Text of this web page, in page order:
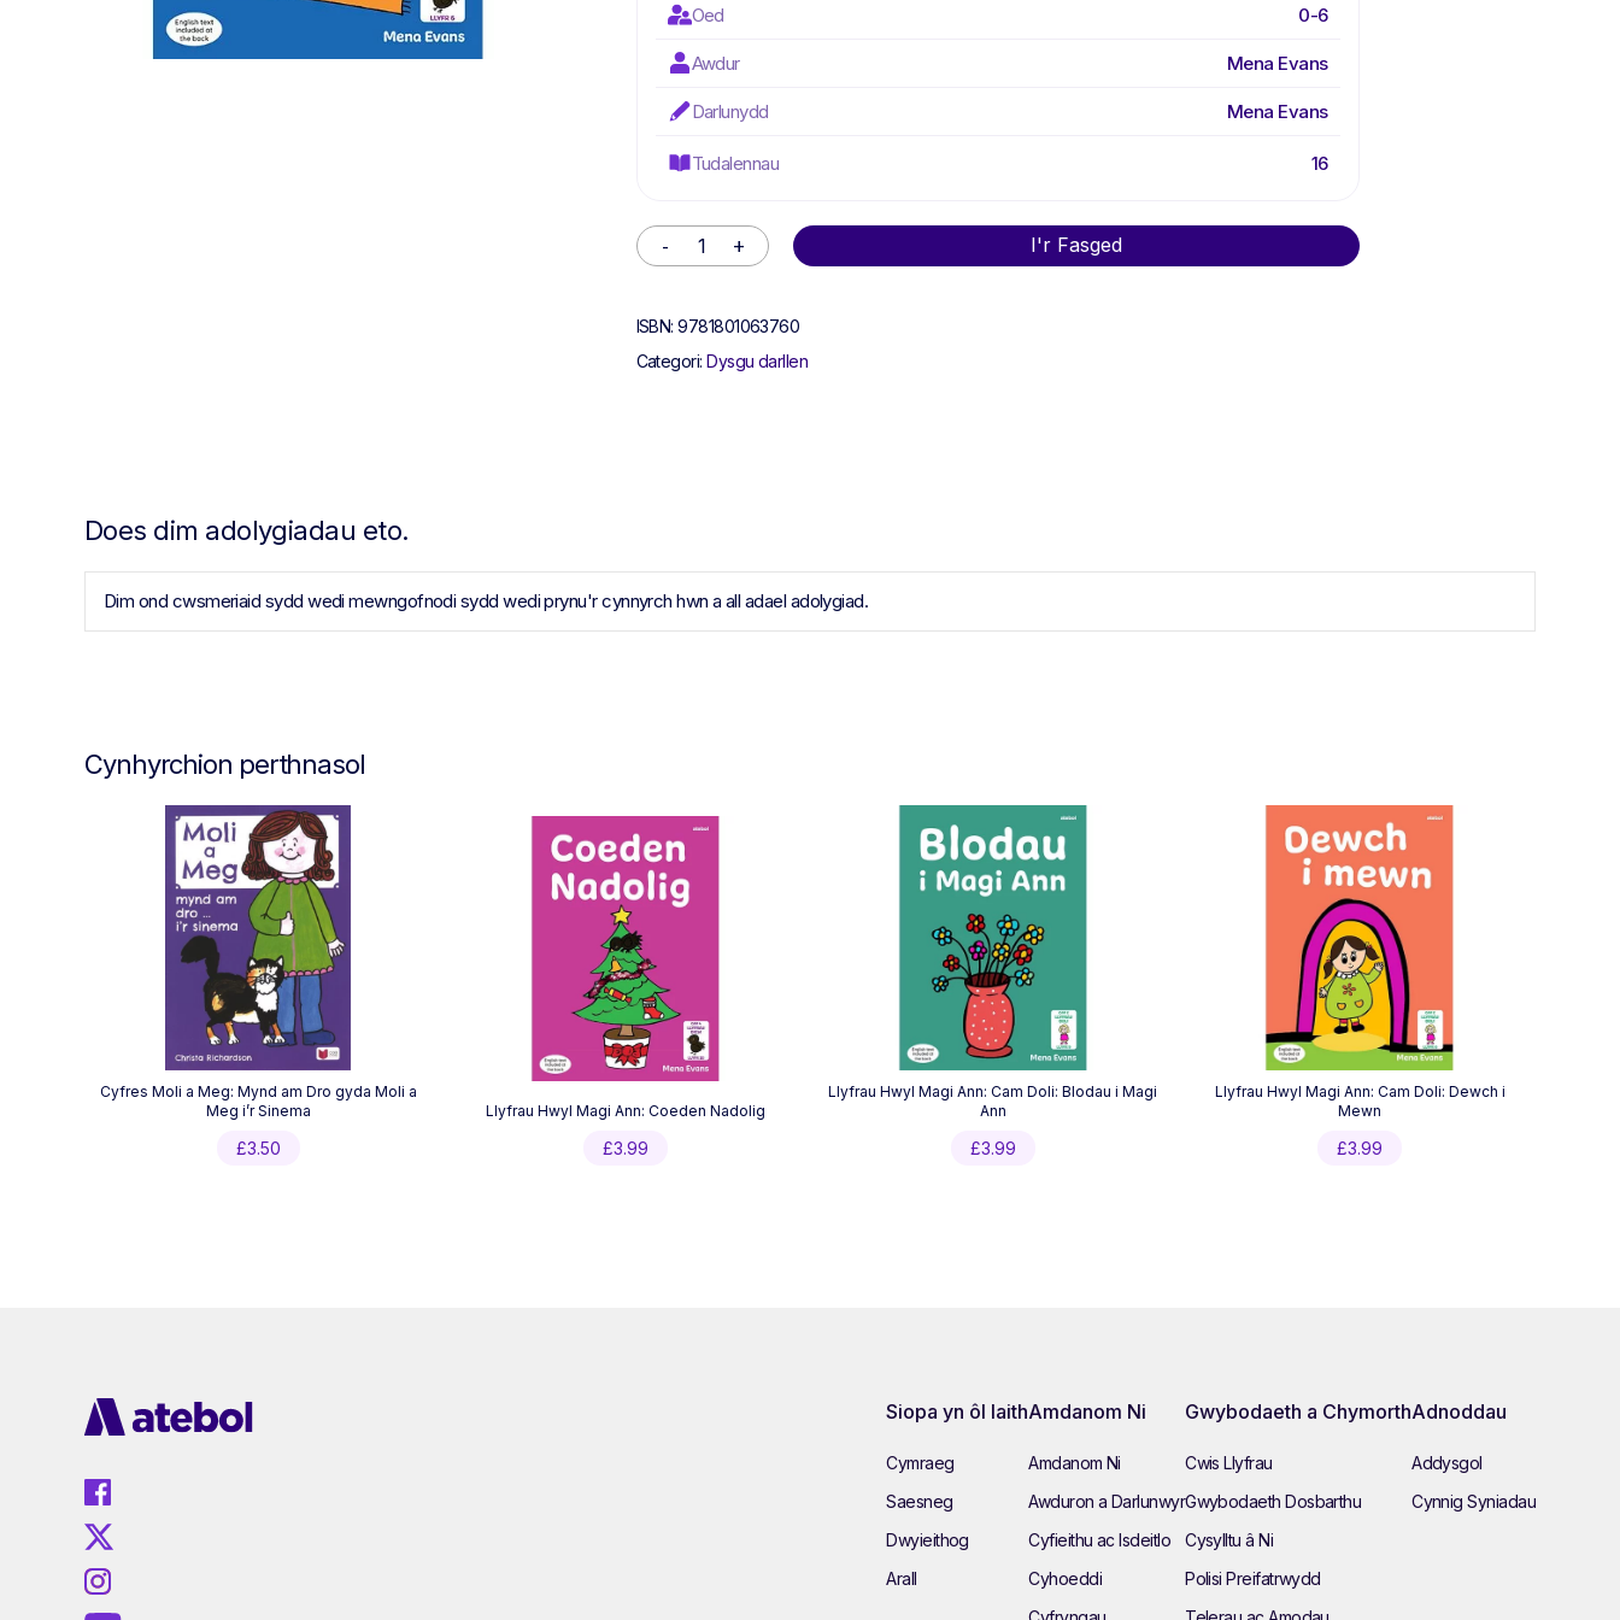
Oed 0-6
Awdur Mena Evans
Darlunydd Mena Evans
Tudalennau 16
I'r Fasged
Alternative:
ISBN:9781801063760
Categori:Dysgu darllen
Does dim adolygiadau eto.
Dim ond cwsmeriaid sydd wedi mewngofnodi sydd wedi prynu'r cynnyrch hwn a all adael adolygiad.
Cynhyrchion perthnasol
Cyfres Moli a Meg: Mynd am Dro gyda Moli a
Meg i’r Sinema
£3.50
Llyfrau Hwyl Magi Ann: Coeden Nadolig
£3.99
Llyfrau Hwyl Magi Ann: Cam Doli: Blodau i Magi
Ann
£3.99
Llyfrau Hwyl Magi Ann: Cam Doli: Dewch i
Mewn
£3.99
Siopa yn ôl Iaith
Cymraeg
Saesneg
Dwyieithog
Arall
Amdanom Ni
Amdanom Ni
Awduron a Darlunwyr
Cyfieithu ac Isdeitlo
Cyhoeddi
Gwybodaeth a Chymorth
Cwis Llyfrau
Gwybodaeth Dosbarthu
Cysylltu â Ni
Polisi Preifatrwydd
Adnoddau
Addysgol
Cynnig Syniadau